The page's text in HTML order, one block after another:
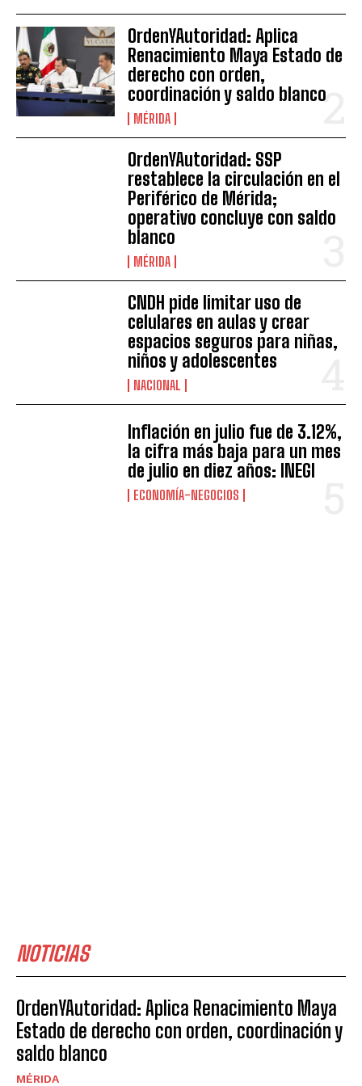
OrdenYAutoridad: Aplica
Renacimiento Maya Estado de
derecho con orden,
coordinación y saldo blanco
MÉRIDA
OrdenYAutoridad: SSP
restablece la circulación en el
Periférico de Mérida;
operativo concluye con saldo
blanco
MÉRIDA
CNDH pide limitar uso de
celulares en aulas y crear
espacios seguros para niñas,
niños y adolescentes
NACIONAL
Inflación en julio fue de 3.12%,
la cifra más baja para un mes
de julio en diez años: INEGI
ECONOMÍA-NEGOCIOS
NOTICIAS
OrdenYAutoridad: Aplica Renacimiento Maya
Estado de derecho con orden, coordinación y
saldo blanco
MÉRIDA